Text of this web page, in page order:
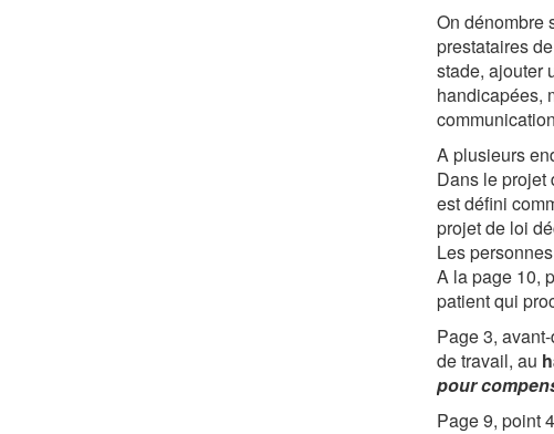
On dénombre
prestataires
stade, ajouter
handicapées,
A plusieurs
Dans le projet
est défini
projet de loi
Les
A la page 10,
patient qui
Page 3,
de travail, au
pour
Page 9, point